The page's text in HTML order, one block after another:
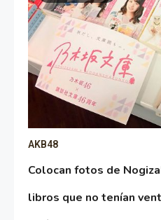
AKB48
Colocan fotos de
libros que no tenían